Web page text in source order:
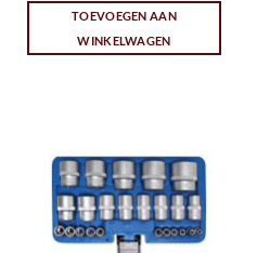
TOEVOEGEN AAN
WINKELWAGEN